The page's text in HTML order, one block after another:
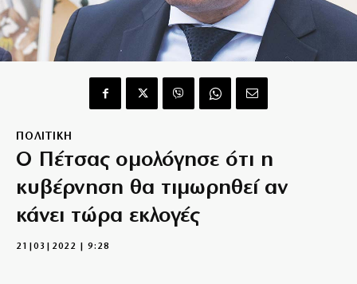
ΠΟΛΙΤΙΚΗ
Ο Πέτσας ομολόγησε ότι η
κυβέρνηση θα τιμωρηθεί αν
κάνει τώρα εκλογές
21|03|2022 | 9:28